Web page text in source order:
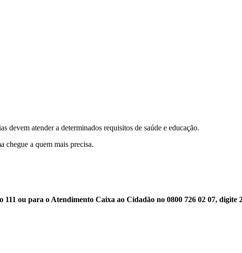
devem atender a determinados requisitos de saúde e educação.
chegue a quem mais precisa.
ou para o Atendimento Caixa ao Cidadão no 0800 726 02 07, digite